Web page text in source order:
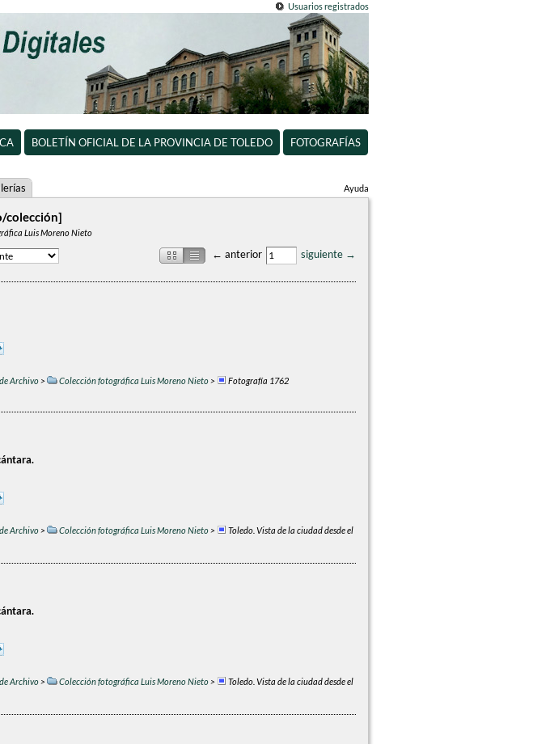
Usuarios registrados
BOLETÍN OFICIAL DE LA PROVINCIA DE TOLEDO FOTOGRAFÍAS
Ayuda
colección]
Luis Moreno Nieto
← anterior siguiente →
Archivo> Colección fotográfica Luis Moreno Nieto> Fotografía 1762
Archivo> Colección fotográfica Luis Moreno Nieto>
Toledo. Vista de la ciudad desde el
Archivo> Colección fotográfica Luis Moreno Nieto>
Toledo. Vista de la ciudad desde el